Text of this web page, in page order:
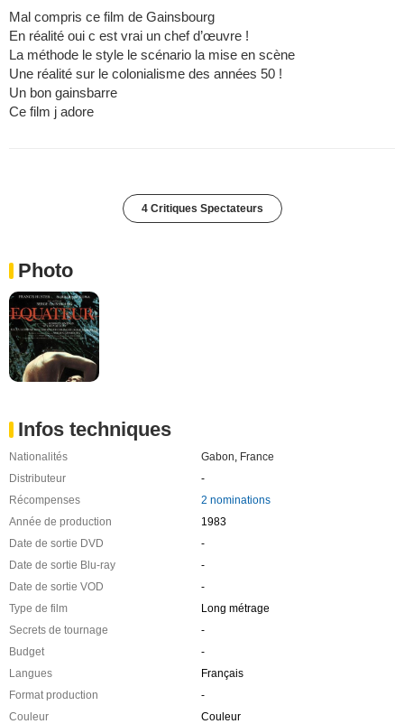
Mal compris ce film de Gainsbourg
En réalité oui c est vrai un chef d’œuvre !
La méthode le style le scénario la mise en scène
Une réalité sur le colonialisme des années 50 !
Un bon gainsbarre
Ce film j adore
4 Critiques Spectateurs
Photo
Infos techniques
Nationalités Gabon France
Distributeur
-
Récompenses
2 nominations
Année de production
1983
Date de sortie DVD
-
Date de sortie Blu-ray
-
Date de sortie VOD
-
Type de film
Long métrage
Secrets de tournage
-
Budget
-
Langues
Français
Format production
-
Couleur
Couleur